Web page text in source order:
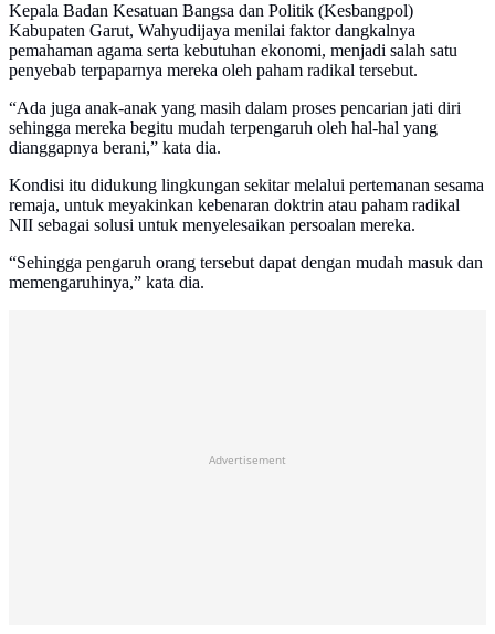
Kepala Badan Kesatuan Bangsa dan Politik (Kesbangpol)
Kabupaten Garut, Wahyudijaya menilai faktor dangkalnya
pemahaman agama serta kebutuhan ekonomi, menjadi salah satu
penyebab terpaparnya mereka oleh paham radikal tersebut.
“Ada juga anak-anak yang masih dalam proses pencarian jati diri
sehingga mereka begitu mudah terpengaruh oleh hal-hal yang
dianggapnya berani,” kata dia.
Kondisi itu didukung lingkungan sekitar melalui pertemanan sesama
remaja, untuk meyakinkan kebenaran doktrin atau paham radikal
NII sebagai solusi untuk menyelesaikan persoalan mereka.
“Sehingga pengaruh orang tersebut dapat dengan mudah masuk dan
memengaruhinya,” kata dia.
Advertisement